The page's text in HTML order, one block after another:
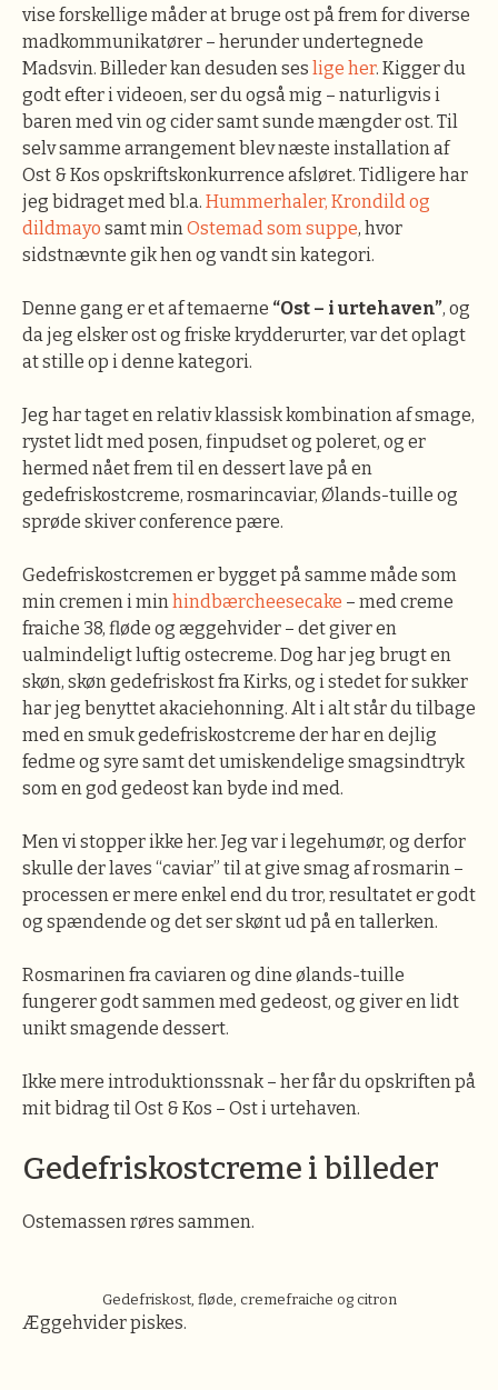
vise forskellige måder at bruge ost på frem for diverse
madkommunikatører – herunder undertegnede
Madsvin. Billeder kan desuden ses lige her. Kigger du
godt efter i videoen, ser du også mig – naturligvis i
baren med vin og cider samt sunde mængder ost. Til
selv samme arrangement blev næste installation af
Ost & Kos opskriftskonkurrence afsløret. Tidligere har
jeg bidraget med bl.a. Hummerhaler, Krondild og
dildmayo samt minOstemad som suppe, hvor
sidstnævnte gik hen og vandt sin kategori.
Denne gang er et af temaerne “Ost – i urtehaven”, og
da jeg elsker ost og friske krydderurter, var det oplagt
at stille op i denne kategori.
Jeg har taget en relativ klassisk kombination af smage,
rystet lidt med posen, finpudset og poleret, og er
hermed nået frem til en dessert lave på en
gedefriskostcreme, rosmarincaviar, Ølands-tuille og
sprøde skiver conference pære.
Gedefriskostcremen er bygget på samme måde som
min cremen i minhindbærcheesecake – med creme
fraiche 38, fløde og æggehvider – det giver en
ualmindeligt luftig ostecreme. Dog har jeg brugt en
skøn, skøn gedefriskost fra Kirks, og i stedet for sukker
har jeg benyttet akaciehonning. Alt i alt står du tilbage
med en smuk gedefriskostcreme der har en dejlig
fedme og syre samt det umiskendelige smagsindtryk
som en god gedeost kan byde ind med.
Men vi stopper ikke her. Jeg var i legehumør, og derfor
skulle der laves “caviar” til at give smag af rosmarin –
processen er mere enkel end du tror, resultatet er godt
og spændende og det ser skønt ud på en tallerken.
Rosmarinen fra caviaren og dine ølands-tuille
fungerer godt sammen med gedeost, og giver en lidt
unikt smagende dessert.
Ikke mere introduktionssnak – her får du opskriften på
mit bidrag til Ost & Kos – Ost i urtehaven.
Gedefriskostcreme i billeder
Ostemassen røres sammen.
Gedefriskost, fløde, cremefraiche og citron
Æggehvider piskes.